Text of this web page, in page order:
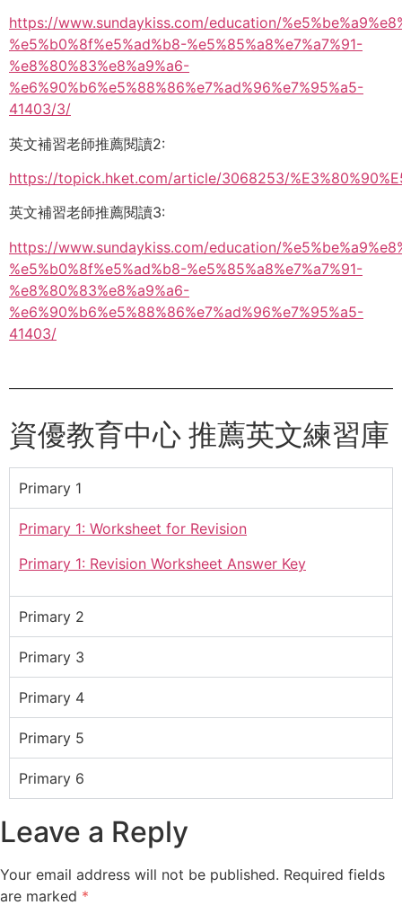
https://www.sundaykiss.com/education/
%e5%b0%8f%e5%ad%b8-%e5%85%a8%e7%a7%91-
%e8%80%83%e8%a9%a6-
%e6%90%b6%e5%88%86%e7%ad%96%e7%95%a5-
41403/3/
英文補習老師推薦閱讀2:
https://topick.hket.com/article/3068253/
英文補習老師推薦閱讀3:
https://www.sundaykiss.com/education/
%e5%b0%8f%e5%ad%b8-%e5%85%a8%e7%a7%91-
%e8%80%83%e8%a9%a6-
%e6%90%b6%e5%88%86%e7%ad%96%e7%95%a5-
41403/
資優教育中心 推薦英文練習庫
Primary 1
Primary 1: Worksheet for Revision
Primary 1: Revision Worksheet Answer Key
Primary 2
Primary 3
Primary 4
Primary 5
Primary 6
Leave a Reply
Your email address will not be published. Required fields
are marked *